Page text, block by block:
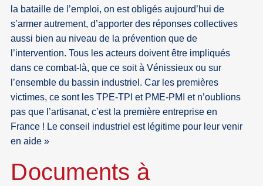
la bataille de l’emploi, on est obligés aujourd’hui de
s’armer autrement, d’apporter des réponses collectives
aussi bien au niveau de la prévention que de
l’intervention. Tous les acteurs doivent être impliqués
dans ce combat-là, que ce soit à Vénissieux ou sur
l’ensemble du bassin industriel. Car les premières
victimes, ce sont les TPE-TPI et PME-PMI et n’oublions
pas que l’artisanat, c’est la première entreprise en
France ! Le conseil industriel est légitime pour leur venir
en aide »
Documents à